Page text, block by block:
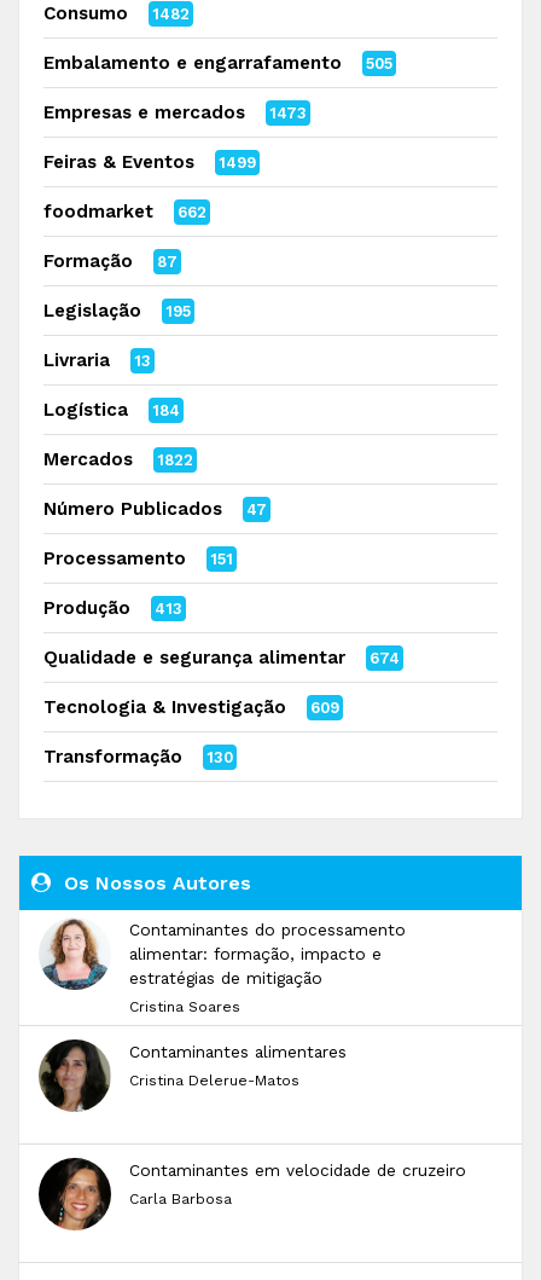
Consumo 1482
Embalamento e engarrafamento 505
Empresas e mercados 1473
Feiras & Eventos 1499
foodmarket 662
Formação 87
Legislação 195
Livraria 13
Logística 184
Mercados 1822
Número Publicados 47
Processamento 151
Produção 413
Qualidade e segurança alimentar 674
Tecnologia & Investigação 609
Transformação 130
Os Nossos Autores
Contaminantes do processamento
alimentar: formação, impacto e
estratégias de mitigação
Cristina Soares
Contaminantes alimentares
Cristina Delerue-Matos
Contaminantes em velocidade de cruzeiro
Carla Barbosa